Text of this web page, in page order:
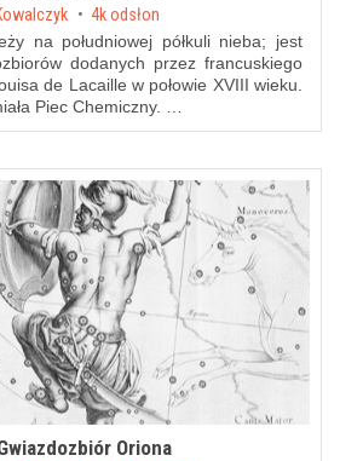
4k odsłon
na południowej półkuli nieba; jest
dodanych przez francuskiego
de Lacaille w połowie XVIII wieku.
Piec Chemiczny. …
Oriona